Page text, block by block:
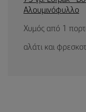
Αλουμινόφυλλο
Χυμός από 1
αλάτι και